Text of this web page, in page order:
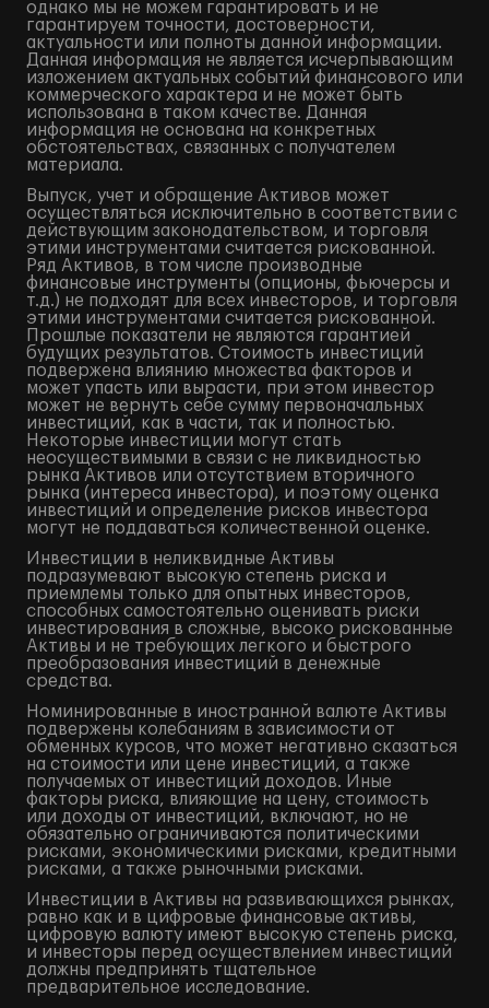
однако мы не можем гарантировать и не
гарантируем точности, достоверности,
актуальности или полноты данной информации.
Данная информация не является исчерпывающим
изложением актуальных событий финансового или
коммерческого характера и не может быть
использована в таком качестве. Данная
информация не основана на конкретных
обстоятельствах, связанных с получателем
материала.
Выпуск, учет и обращение Активов может
осуществляться исключительно в соответствии с
действующим законодательством, и торговля
этими инструментами считается рискованной.
Ряд Активов, в том числе производные
финансовые инструменты (опционы, фьючерсы и
т.д.) не подходят для всех инвесторов, и торговля
этими инструментами считается рискованной.
Прошлые показатели не являются гарантией
будущих результатов. Стоимость инвестиций
подвержена влиянию множества факторов и
может упасть или вырасти, при этом инвестор
может не вернуть себе сумму первоначальных
инвестиций, как в части, так и полностью.
Некоторые инвестиции могут стать
неосуществимыми в связи с не ликвидностью
рынка Активов или отсутствием вторичного
рынка (интереса инвестора), и поэтому оценка
инвестиций и определение рисков инвестора
могут не поддаваться количественной оценке.
Инвестиции в неликвидные Активы
подразумевают высокую степень риска и
приемлемы только для опытных инвесторов,
способных самостоятельно оценивать риски
инвестирования в сложные, высоко рискованные
Активы и не требующих легкого и быстрого
преобразования инвестиций в денежные
средства.
Номинированные в иностранной валюте Активы
подвержены колебаниям в зависимости от
обменных курсов, что может негативно сказаться
на стоимости или цене инвестиций, а также
получаемых от инвестиций доходов. Иные
факторы риска, влияющие на цену, стоимость
или доходы от инвестиций, включают, но не
обязательно ограничиваются политическими
рисками, экономическими рисками, кредитными
рисками, а также рыночными рисками.
Инвестиции в Активы на развивающихся рынках,
равно как и в цифровые финансовые активы,
цифровую валюту имеют высокую степень риска,
и инвесторы перед осуществлением инвестиций
должны предпринять тщательное
предварительное исследование.